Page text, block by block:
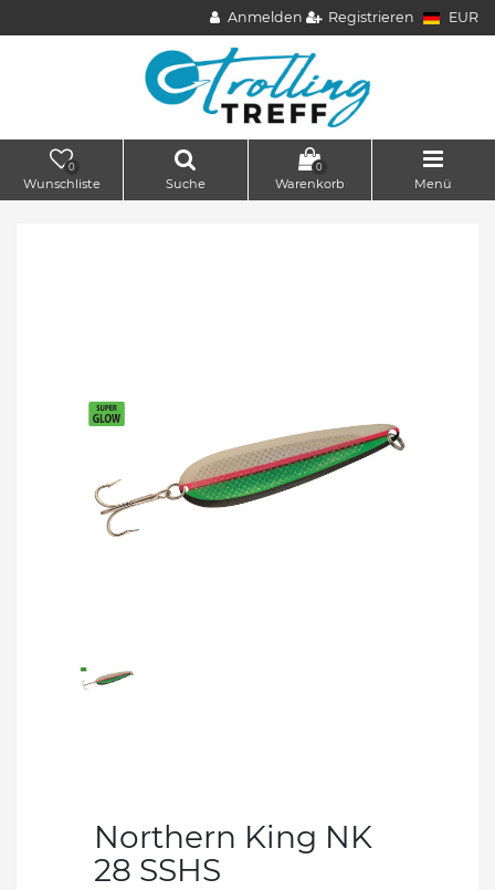
Anmelden Registrieren EUR
0
Wunschliste Suche
0
Warenkorb Menü
Northern King NK
28 SSHS